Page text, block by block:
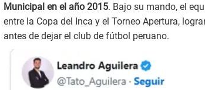
Municipal en el año 2015. Bajo su mando, el
entre la Copa del Inca y el Torneo Apertura,
antes de dejar el club de fútbol peruano.